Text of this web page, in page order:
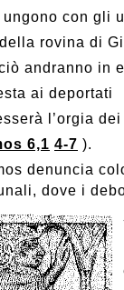
ungono con gli
rovina di
andranno in
ai deportati
l’orgia
6,1 4-7 ).
denuncia
dove i